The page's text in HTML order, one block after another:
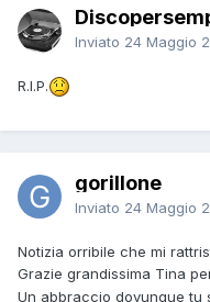
Inviato 24 Maggio
R.I.P.
gorillone
Inviato 24 Maggio
Notizia orribile che mi
Grazie grandissima Tina
Un abbraccio dovunque tu